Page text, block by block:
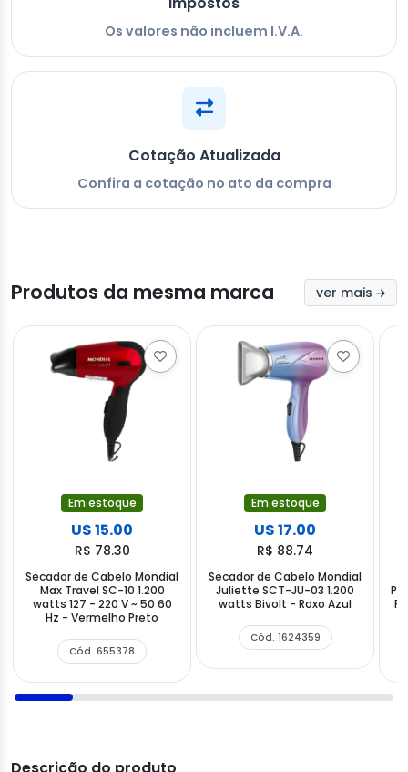
Os valores não incluem I.V.A.
Cotação Atualizada
Confira a cotação no ato da compra
Produtos da mesma marca ver mais
Em estoque
U$ 15.00
R$ 78.30
Secador de Cabelo Mondial
Max Travel SC-10 1.200
watts 127 - 220 V ~ 50 60
Hz - Vermelho Preto
Cód. 655378
Em estoque
U$ 17.00
R$ 88.74
Secador de Cabelo Mondial
Juliette SCT-JU-03 1.200
watts Bivolt - Roxo Azul
Cód. 1624359